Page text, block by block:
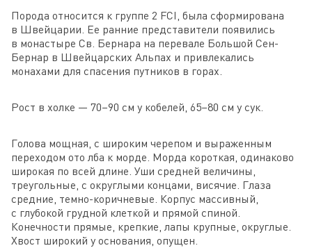
Порода относится к группе 2 FCI, была сформирована
в Швейцарии. Ее ранние представители появились
в монастыре Св. Бернара на перевале Большой Сен-
Бернар в Швейцарских Альпах и привлекались
монахами для спасения путников в горах.
Рост в холке — 70–90 см у кобелей, 65–80 см у сук.
Голова мощная, с широким черепом и выраженным
переходом ото лба к морде. Морда короткая, одинаково
широкая по всей длине. Уши средней величины,
треугольные, с округлыми концами, висячие. Глаза
средние, темно-коричневые. Корпус массивный,
с глубокой грудной клеткой и прямой спиной.
Конечности прямые, крепкие, лапы крупные, округлые.
Хвост широкий у основания, опущен.